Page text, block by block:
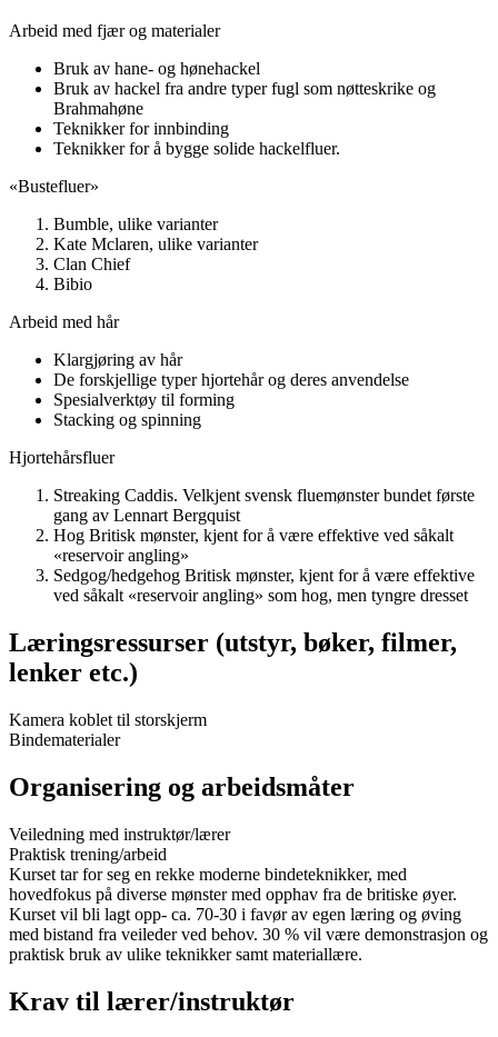
Arbeid med fjær og materialer
Bruk av hane- og hønehackel
Bruk av hackel fra andre typer fugl som nøtteskrike og
Brahmahøne
Teknikker for innbinding
Teknikker for å bygge solide hackelfluer.
«Bustefluer»
Bumble, ulike varianter
Kate Mclaren, ulike varianter
Clan Chief
Bibio
Arbeid med hår
Klargjøring av hår
De forskjellige typer hjortehår og deres anvendelse
Spesialverktøy til forming
Stacking og spinning
Hjortehårsfluer
Streaking Caddis. Velkjent svensk fluemønster bundet første
gang av Lennart Bergquist
Hog Britisk mønster, kjent for å være effektive ved såkalt
«reservoir angling»
Sedgog/hedgehog Britisk mønster, kjent for å være effektive
ved såkalt «reservoir angling» som hog, men tyngre dresset
Læringsressurser (utstyr, bøker, filmer,
lenker etc.)
Kamera koblet til storskjerm
Bindematerialer
Organisering og arbeidsmåter
Veiledning med instruktør/lærer
Praktisk trening/arbeid
Kurset tar for seg en rekke moderne bindeteknikker, med
hovedfokus på diverse mønster med opphav fra de britiske øyer.
Kurset vil bli lagt opp- ca. 70-30 i favør av egen læring og øving
med bistand fra veileder ved behov. 30 % vil være demonstrasjon og
praktisk bruk av ulike teknikker samt materiallære.
Krav til lærer/instruktør